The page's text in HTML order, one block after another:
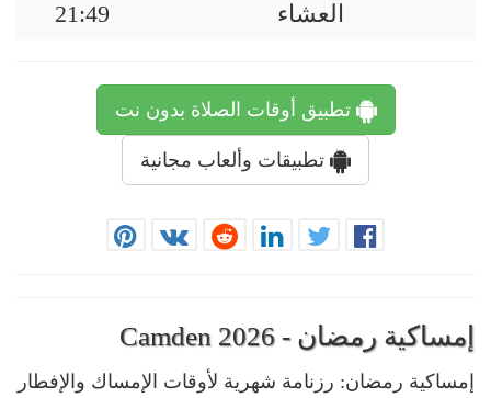
العشاء
21:49
تطبيق أوقات الصلاة بدون نت
تطبيقات وألعاب مجانية
إمساكية رمضان - Camden 2026
إمساكية رمضان: رزنامة شهرية لأوقات الإمساك والإفطار